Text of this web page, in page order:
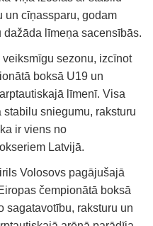
un cīņassparu, godam
līmeņa sacensībās.
sezonu, izcīnot
boksā U19 un
līmenī. Visa
sniegumu, raksturu
ir viens no
Latvijā.
Volosovs pagājušajā
čempionātā boksā
sagatavotību, raksturu un